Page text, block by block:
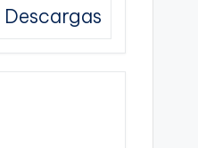
Descargas